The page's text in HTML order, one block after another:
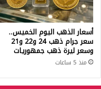
أسعار الذهب اليوم الخميس..
سعر جرام ذهب 24 و22 و21
وسعر ليرة ذهب جمهوريات
منذ 5 ساعات